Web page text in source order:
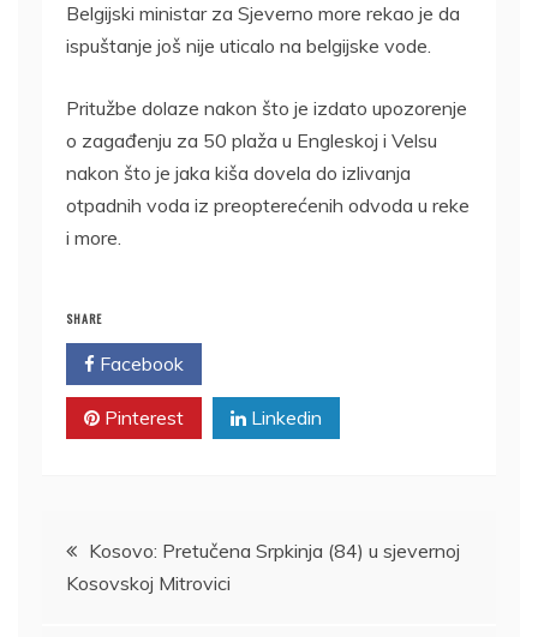
Belgijski ministar za Sjeverno more rekao je da
ispuštanje još nije uticalo na belgijske vode.
Pritužbe dolaze nakon što je izdato upozorenje
o zagađenju za 50 plaža u Engleskoj i Velsu
nakon što je jaka kiša dovela do izlivanja
otpadnih voda iz preopterećenih odvoda u reke
i more.
SHARE
Facebook
Pinterest Linkedin
Kretanje
članka
Kosovo: Pretučena Srpkinja (84) u sjevernoj
Kosovskoj Mitrovici